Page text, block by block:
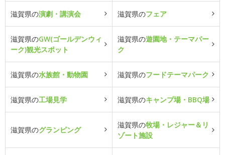
滋賀県の演劇・講演会 滋賀県のフェア
滋賀県のGW(ゴールデンウィ
ーク)観光スポット
滋賀県の遊園地・テーマパー
ク
滋賀県の水族館・動物園 滋賀県のフードテーマパーク
滋賀県の工場見学 滋賀県のキャンプ場・BBQ場
滋賀県のグランピング
滋賀県の牧場・レジャー＆リ
ゾート施設